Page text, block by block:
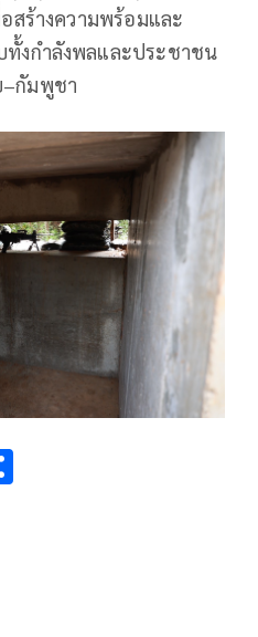
สร้างความพร้อมและ
งกำลังพลและประชาชน
กัมพูชา